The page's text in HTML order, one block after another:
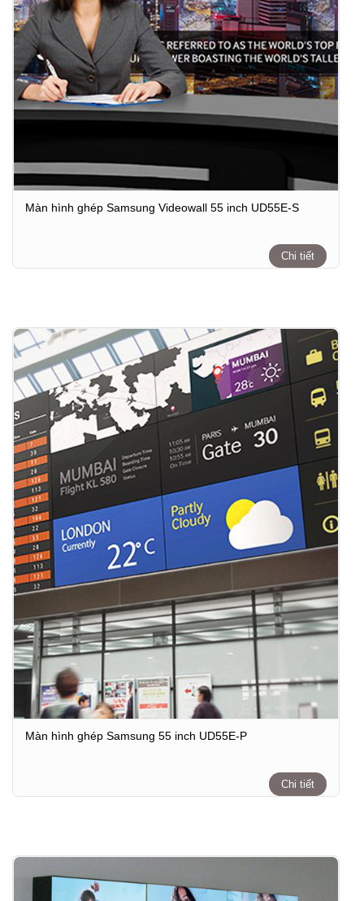
Màn hình ghép Samsung Videowall 55 inch UD55E-S
Chi tiết
Màn hình ghép Samsung 55 inch UD55E-P
Chi tiết